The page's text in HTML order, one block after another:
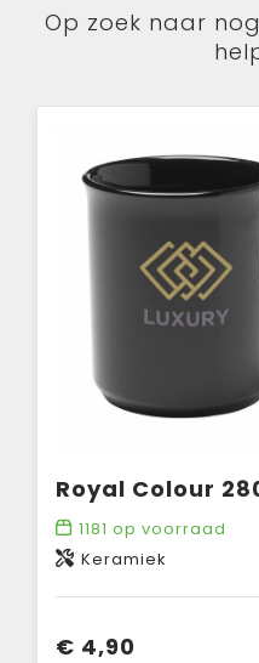
Op zoek naar
Royal Colour
1181 op voorraad
Keramiek
€ 4,90